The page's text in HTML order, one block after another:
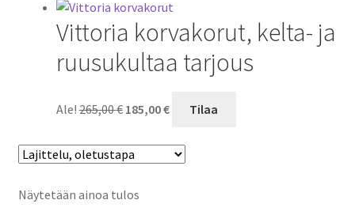
Vittoria korvakorut, kelta- ja
ruusukultaa tarjous
Ale!265,00€
hinta
265,00 €.
185,00€
185,00 €.
Tilaa
Näytetään ainoa tulos